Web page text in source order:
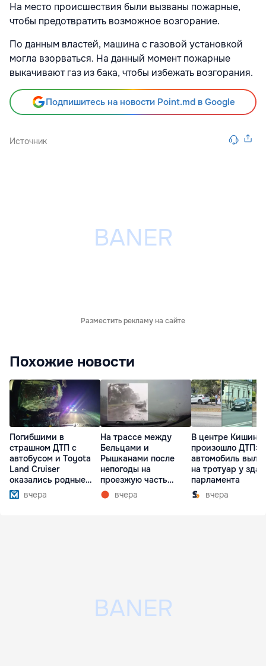
На место происшествия были вызваны пожарные,
чтобы предотвратить возможное возгорание.
По данным властей, машина с газовой установкой
могла взорваться. На данный момент пожарные
выкачивают газ из бака, чтобы избежать возгорания.
Подпишитесь на новости Point.md в Google
Источник
Разместить рекламу на сайте
Похожие новости
Погибшими в
страшном ДТП с
автобусом и Toyota
Land Cruiser
оказались родные
братьявчера
На трассе между
Бельцами и
Рышканами после
непогоды на
проезжую часть
упали деревья
вчера
В центре
произошло ДТП:
автомобиль
на тротуар у
парламента
вчера